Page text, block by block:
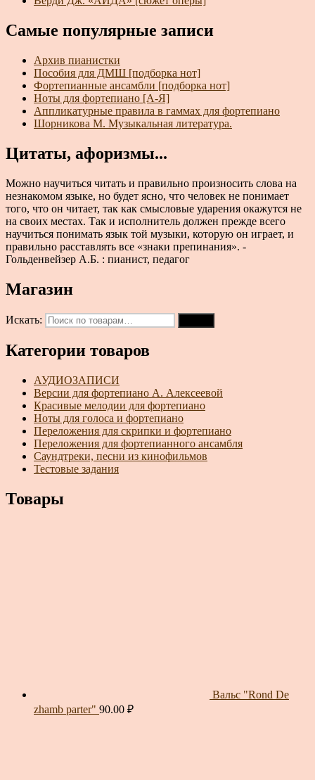
Самые популярные записи
Архив пианистки
Пособия для ДМШ [подборка нот]
Фортепианные ансамбли [подборка нот]
Ноты для фортепиано [А-Я]
Аппликатурные правила в гаммах для фортепиано
Шорникова М. Музыкальная литература.
Цитаты, афоризмы...
Можно научиться читать и правильно произносить слова на
незнакомом языке, но будет ясно, что человек не понимает
того, что он читает, так как смысловые ударения окажутся не
на своих местах. Так и исполнитель должен прежде всего
научиться понимать язык той музыки, которую он играет, и
правильно расставлять все «знаки препинания». -
Гольденвейзер А.Б. : пианист, педагог
Магазин
Искать:
Категории товаров
АУДИОЗАПИСИ
Версии для фортепиано А. Алексеевой
Красивые мелодии для фортепиано
Ноты для голоса и фортепиано
Переложения для скрипки и фортепиано
Переложения для фортепианного ансамбля
Саундтреки, песни из кинофильмов
Тестовые задания
Товары
Вальс "Rond De
zhamb parter" 90.00 ₽